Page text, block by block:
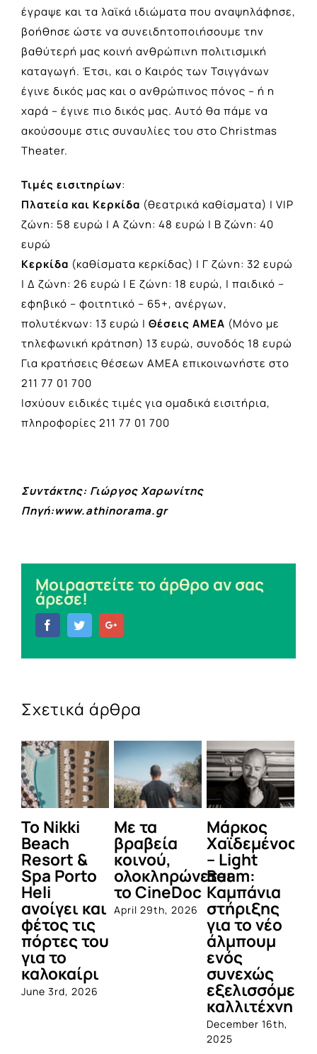
έγραψε και τα λαϊκά ιδιώματα που αναψηλάφησε,
βοήθησε ώστε να συνειδητοποιήσουμε την
βαθύτερή μας κοινή ανθρώπινη πολιτισμική
καταγωγή. Έτσι, και ο Καιρός των Τσιγγάνων
έγινε δικός μας και ο ανθρώπινος πόνος – ή η
χαρά – έγινε πιο δικός μας. Αυτό θα πάμε να
ακούσουμε στις συναυλίες του στο Christmas
Theater.
Τιμές εισιτηρίων:
Πλατεία και Κερκίδα (θεατρικά καθίσματα) | VIP
ζώνη: 58 ευρώ | A ζώνη: 48 ευρώ | Β ζώνη: 40
ευρώ
Κερκίδα (καθίσματα κερκίδας) | Γ ζώνη: 32 ευρώ
| Δ ζώνη: 26 ευρώ | Ε ζώνη: 18 ευρώ, | παιδικό –
εφηβικό – φοιτητικό – 65+, ανέργων,
πολυτέκνων: 13 ευρώ | Θέσεις ΑΜΕΑ (Μόνο με
τηλεφωνική κράτηση) 13 ευρώ, συνοδός 18 ευρώ
Για κρατήσεις θέσεων ΑΜΕΑ επικοινωνήστε στο
211 77 01 700
Ισχύουν ειδικές τιμές για ομαδικά εισιτήρια,
πληροφορίες 211 77 01 700
Συντάκτης: Γιώργος Χαρωνίτης
Πηγή:www.athinorama.gr
Μοιραστείτε το άρθρο αν σας
άρεσε!
FacebookTwitter
Σχετικά άρθρα
To Nikki
Beach
Resort &
Spa Porto
Heli
ανοίγει και
φέτος τις
πόρτες του
για το
καλοκαίρι
June 3rd, 2026
Με τα
βραβεία
κοινού,
ολοκληρώνεται
το CineDoc
April 29th, 2026
Μάρκος
Χαϊδεμένος
– Light
Beam:
Καμπάνια
στήριξης
για το νέο
άλμπουμ
ενός
συνεχώς
καλλιτέχνη
December 16th,
2025